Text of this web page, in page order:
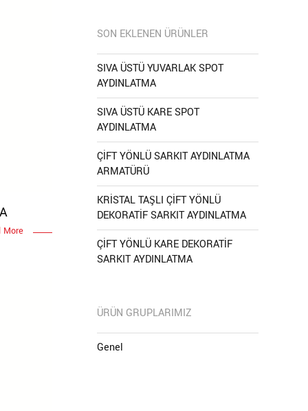
More
SON EKLENEN ÜRÜNLER
SIVA ÜSTÜ YUVARLAK SPOT
AYDINLATMA
SIVA ÜSTÜ KARE SPOT
AYDINLATMA
ÇİFT YÖNLÜ SARKIT AYDINLATMA
ARMATÜRÜ
KRİSTAL TAŞLI ÇİFT YÖNLÜ
DEKORATİF SARKIT AYDINLATMA
ÇİFT YÖNLÜ KARE DEKORATİF
SARKIT AYDINLATMA
ÜRÜN GRUPLARIMIZ
Genel